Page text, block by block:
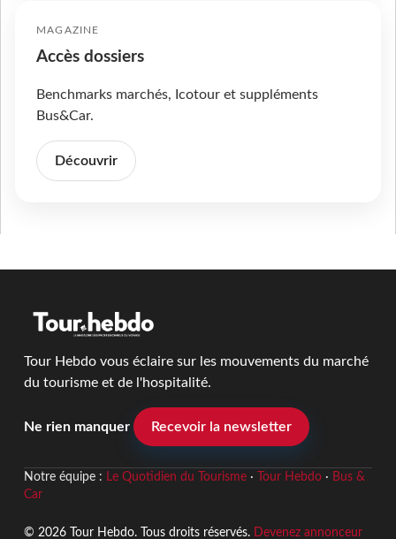
MAGAZINE
Accès dossiers
Benchmarks marchés, Icotour et suppléments
Bus&Car.
Découvrir
Tour Hebdo vous éclaire sur les mouvements du marché
du tourisme et de l'hospitalité.
Ne rien manquer Recevoir la newsletter
Notre équipe : Le Quotidien du Tourisme· Tour Hebdo· Bus &
Car
© 2026 Tour Hebdo. Tous droits réservés. Devenez annonceur